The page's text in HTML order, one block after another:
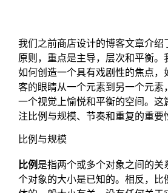
我们之前商店设计的博客文章介绍
原则，重点是主导，层次和平衡。
如何创造一个具有戏剧性的焦点，
客的眼睛从一个元素到另一个元素
一个视觉上愉悦和平衡的空间。这
注比例与规模、节奏和重复的重要
比例与规模
比例 是指两个或多个对象之间的关
个对象的大小是已知的。相反，比